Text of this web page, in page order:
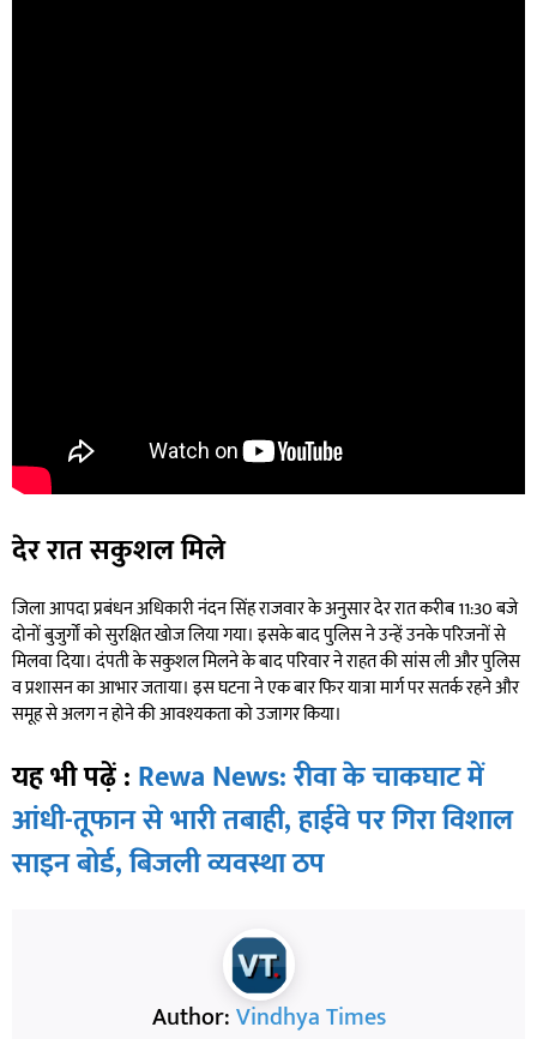
देर रात सकुशल मिले
जिला आपदा प्रबंधन अधिकारी नंदन सिंह राजवार के अनुसार देर रात करीब 11:30 बजे
दोनों बुजुर्गों को सुरक्षित खोज लिया गया। इसके बाद पुलिस ने उन्हें उनके परिजनों से
मिलवा दिया। दंपती के सकुशल मिलने के बाद परिवार ने राहत की सांस ली और पुलिस
व प्रशासन का आभार जताया। इस घटना ने एक बार फिर यात्रा मार्ग पर सतर्क रहने और
समूह से अलग न होने की आवश्यकता को उजागर किया।
यह भी पढ़ें : Rewa News: रीवा के चाकघाट में
आंधी-तूफान से भारी तबाही, हाईवे पर गिरा विशाल
साइन बोर्ड, बिजली व्यवस्था ठप
Author:Vindhya Times